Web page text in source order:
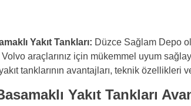
üretilmiş olması,
uzun ömürlü ve zorlu hava
karşı dayanıklı
sağlar. Bu, bakım ve
Verimlilik: Kapalı sistem
Yakıt Tankları: Düzce Sağlam Depo
araçlarınız için mükemmel uyum
tanklarının avantajları, teknik
Yakıt Tankları